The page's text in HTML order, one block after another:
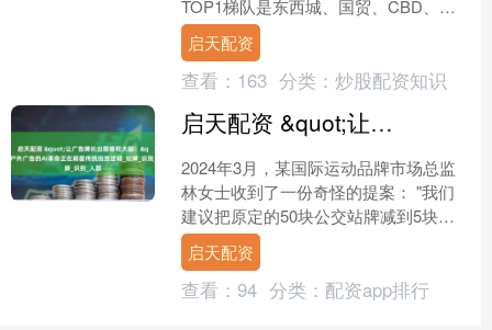
TOP1梯队是东西城、国贸、CBD、望
京、万柳；2梯队是回龙观、中关村、丽
泽、顺义别墅区；3....
启天配资
查看： 163 分类： 炒股配资知识
启天配资 &quot;让广告牌长出眼睛和大脑！&quot;户外广告的AI革命正在颠覆传统投放逻辑_站牌_识别_人群
2024年3月，某国际运动品牌市场总监
林女士收到了一份奇怪的提案： "我们
建议把原定的50块公交站牌减到5块，
但预算保持不变。" 更让她震惊的是这5
块站牌的"超....
启天配资
查看： 94 分类： 配资app排行